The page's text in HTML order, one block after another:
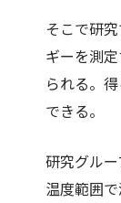
そこで研
ギーを測
られる。
できる。
研究グル
温度範囲